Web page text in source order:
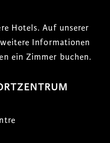
Hotels. Auf unserer
Informationen
ein Zimmer buchen.